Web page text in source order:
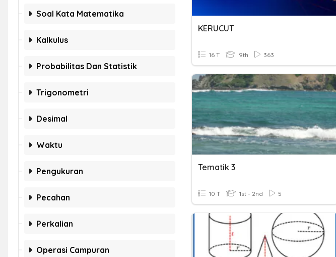
Soal Kata Matematika
Kalkulus
Probabilitas Dan Statistik
Trigonometri
Desimal
Waktu
Pengukuran
Pecahan
Perkalian
Operasi Campuran
KERUCUT
16 T 9th 363
Tematik 3
10 T 1st - 2nd 5